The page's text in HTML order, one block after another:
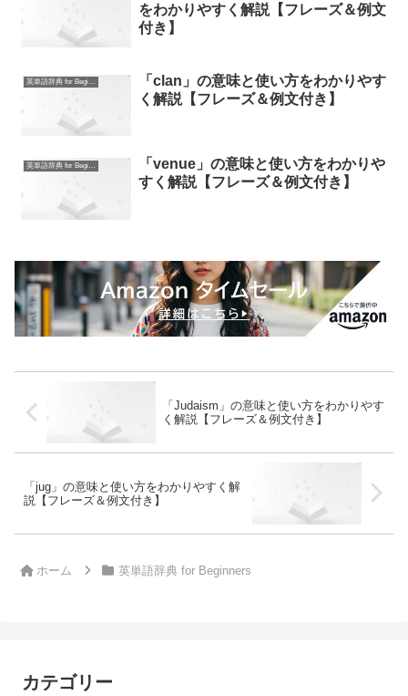
をわかりやすく解説【フレーズ＆例文
付き】
英単語辞典 for Beginners
「clan」の意味と使い方をわかりやす
く解説【フレーズ＆例文付き】
英単語辞典 for Beginners
「venue」の意味と使い方をわかりや
すく解説【フレーズ＆例文付き】
「Judaism」の意味と使い方をわかりやす
く解説【フレーズ＆例文付き】
「jug」の意味と使い方をわかりやすく解
説【フレーズ＆例文付き】
ホーム 英単語辞典 for Beginners
カテゴリー